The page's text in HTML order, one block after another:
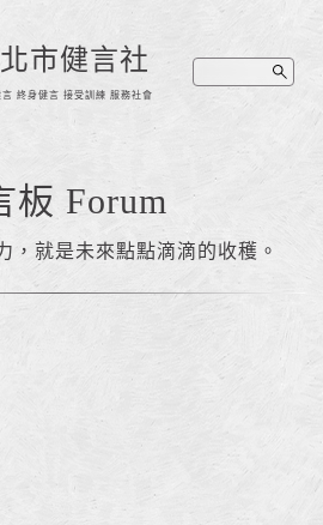
市健言社
言 終身健言 接受訓練 服務社會
板 Forum
，就是未來點點滴滴的收穫。